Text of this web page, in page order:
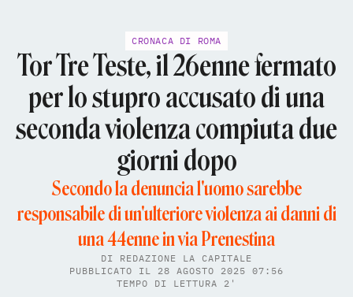
CRONACA DI ROMA
Tor Tre Teste, il 26enne fermato
per lo stupro accusato di una
seconda violenza compiuta due
giorni dopo
Secondo la denuncia l'uomo sarebbe
responsabile di un'ulteriore violenza ai danni di
una 44enne in via Prenestina
DI REDAZIONE LA CAPITALE
PUBBLICATO IL 28 AGOSTO 2025 07:56
TEMPO DI LETTURA 2'